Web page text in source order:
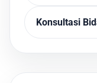
Konsultasi